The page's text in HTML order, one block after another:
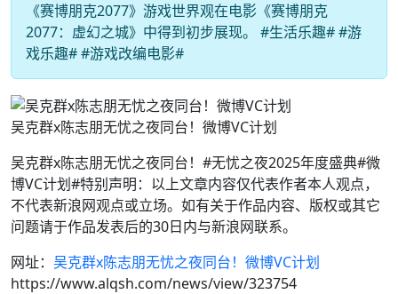
《赛博朋克2077》游戏世界观在电影《赛博朋克
2077：虚幻之城》中得到初步展现。 #生活乐趣# #游
戏乐趣# #游戏改编电影#
吴克群x陈志朋无忧之夜同台！微博VC计划
吴克群x陈志朋无忧之夜同台！#无忧之夜2025年度盛典#微
博VC计划#特别声明：以上文章内容仅代表作者本人观点，
不代表新浪网观点或立场。如有关于作品内容、版权或其它
问题请于作品发表后的30日内与新浪网联系。
网址： 吴克群x陈志朋无忧之夜同台！微博VC计划
https://www.alqsh.com/news/view/323754